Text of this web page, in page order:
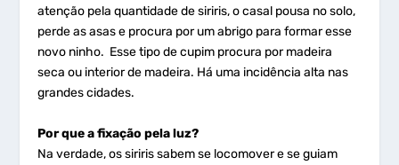
atenção pela quantidade de siriris, o casal pousa no solo,
perde as asas e procura por um abrigo para formar esse
novo ninho. Esse tipo de cupim procura por madeira
seca ou interior de madeira. Há uma incidência alta nas
grandes cidades.
Por que a fixação pela luz?
Na verdade, os siriris sabem se locomover e se guiam